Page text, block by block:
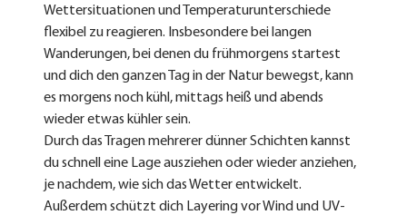
Wettersituationen und Temperaturunterschiede
flexibel zu reagieren. Insbesondere bei langen
Wanderungen, bei denen du frühmorgens startest
und dich den ganzen Tag in der Natur bewegst, kann
es morgens noch kühl, mittags heiß und abends
wieder etwas kühler sein.
Durch das Tragen mehrerer dünner Schichten kannst
du schnell eine Lage ausziehen oder wieder anziehen,
je nachdem, wie sich das Wetter entwickelt.
Außerdem schützt dich Layering vor Wind und UV-